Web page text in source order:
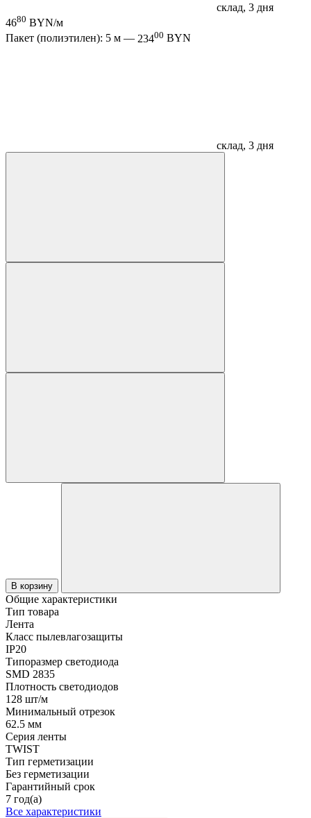
склад, 3 дня
4680 BYN/м
Пакет (полиэтилен): 5 м — 23400 BYN
склад, 3 дня
В корзину
Общие характеристики
Тип товара
Лента
Класс пылевлагозащиты
IP20
Типоразмер светодиода
SMD 2835
Плотность светодиодов
128 шт/м
Минимальный отрезок
62.5 мм
Серия ленты
TWIST
Тип герметизации
Без герметизации
Гарантийный срок
7 год(а)
Все характеристики